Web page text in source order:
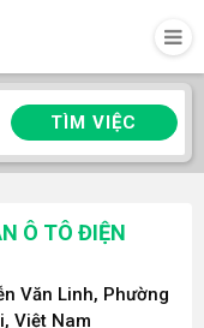
TÌM VIỆC
Ô TÔ ĐIỆN
Văn Linh, Phường
Việt Nam